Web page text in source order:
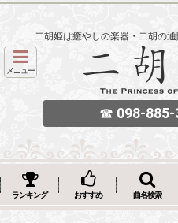
二胡姫は癒やしの楽器・二胡の
メニュー
☎ 098-885-
ランキング おすすめ 曲名検索